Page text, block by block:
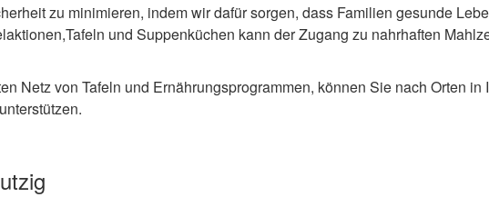
zu minimieren, indem wir dafür sorgen, dass Familien gesunde
und Suppenküchen kann der Zugang zu nahrhaften
Netz von Tafeln und Ernährungsprogrammen, können Sie nach Orten in